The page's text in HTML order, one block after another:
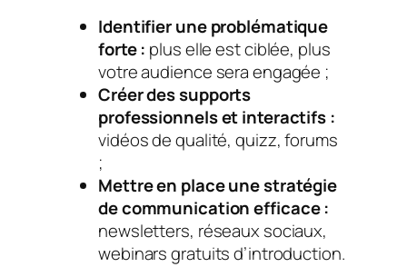
Identifier une problématique
forte : plus elle est ciblée, plus
votre audience sera engagée ;
Créer des supports
professionnels et interactifs :
vidéos de qualité, quizz, forums
;
Mettre en place une stratégie
de communication efficace :
newsletters, réseaux sociaux,
webinars gratuits d’introduction.